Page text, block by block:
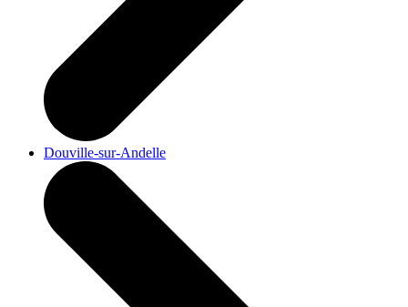
Douville-sur-Andelle